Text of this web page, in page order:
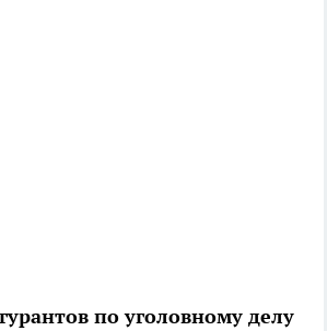
по уголовному делу